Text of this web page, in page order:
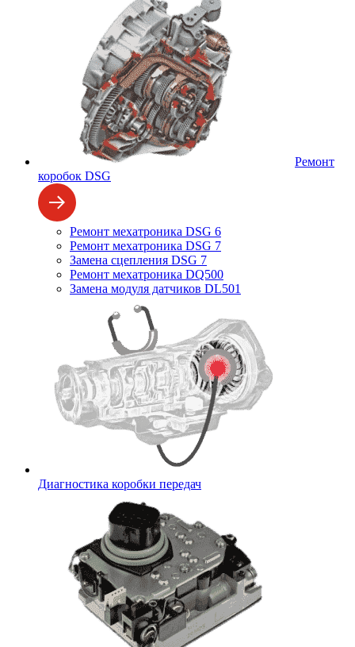
Ремонт
коробок DSG
Ремонт мехатроника DSG 6
Ремонт мехатроника DSG 7
Замена сцепления DSG 7
Ремонт мехатроника DQ500
Замена модуля датчиков DL501
Диагностика коробки передач